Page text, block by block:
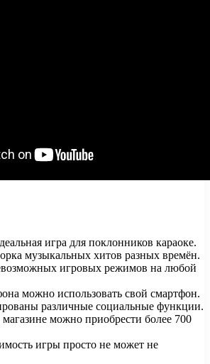
игра для поклонников караоке.
музыкальных хитов разных времён.
игровых режимов на любой
можно использовать свой смартфон.
различные социальные функции.
можно приобрести более 700
игры просто не может не